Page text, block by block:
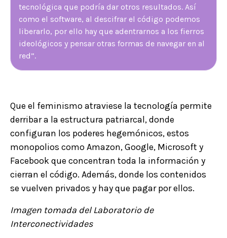
tecnológica que podría dar otros resultados. Así
como el software, al descifrar el código podemos
liberarlo, por ello hay que adentrarnos a los fierros
ideológicos y pensar otras formas de navegar en al
red”.
Que el feminismo atraviese la tecnología permite
derribar a la estructura patriarcal, donde
configuran los poderes hegemónicos, estos
monopolios como Amazon, Google, Microsoft y
Facebook que concentran toda la información y
cierran el código. Además, donde los contenidos
se vuelven privados y hay que pagar por ellos.
Imagen tomada del Laboratorio de
Interconectividades